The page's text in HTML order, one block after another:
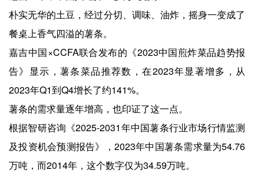
朴实无华的土豆，经过分切、调味、油炸，摇身一变成了
餐桌上香气四溢的薯条。
嘉吉中国×CCFA联合发布的《2023中国煎炸菜品趋势报
告》显示，薯条菜品推荐数，在2023年显著增多，从
2023年Q1到Q4增长了约141%。
薯条的需求量逐年增高，也印证了这一点。
根据智研咨询《2025-2031年中国薯条行业市场行情监测
及投资机会预测报告》，2023年中国薯条需求量为54.76
万吨，而2014年，这个数字仅为34.59万吨。